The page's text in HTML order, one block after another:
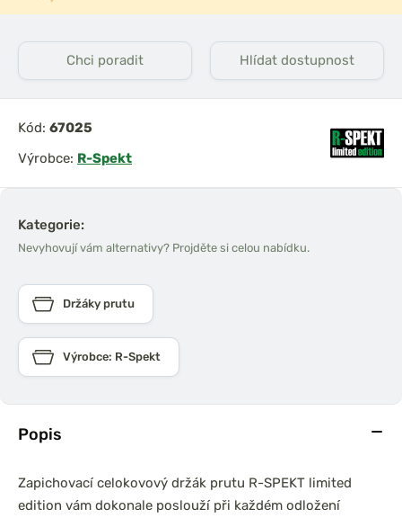
Popis
Zapichovací celokovový držák prutu R-SPEKT limited
edition vám dokonale poslouží při každém odložení
Chci poradit Hlídat dostupnost
Kód: 67025
Výrobce: R-Spekt
Kategorie:
Nevyhovují vám alternativy? Projděte si celou nabídku.
Držáky prutu
Výrobce: R-Spekt